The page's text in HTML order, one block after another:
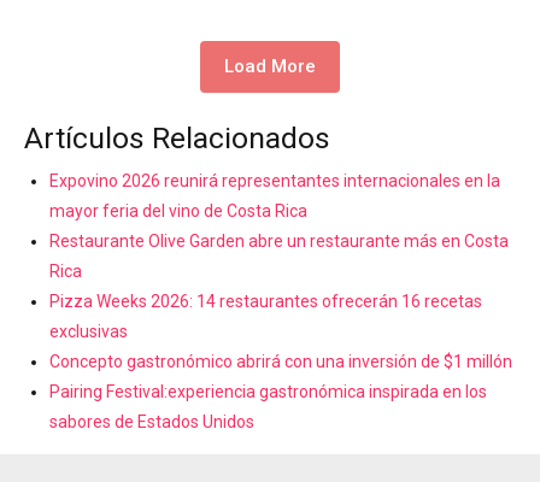
Load More
Artículos Relacionados
Expovino 2026 reunirá representantes internacionales en la
mayor feria del vino de Costa Rica
Restaurante Olive Garden abre un restaurante más en Costa
Rica
Pizza Weeks 2026: 14 restaurantes ofrecerán 16 recetas
exclusivas
Concepto gastronómico abrirá con una inversión de $1 millón
Pairing Festival:experiencia gastronómica inspirada en los
sabores de Estados Unidos